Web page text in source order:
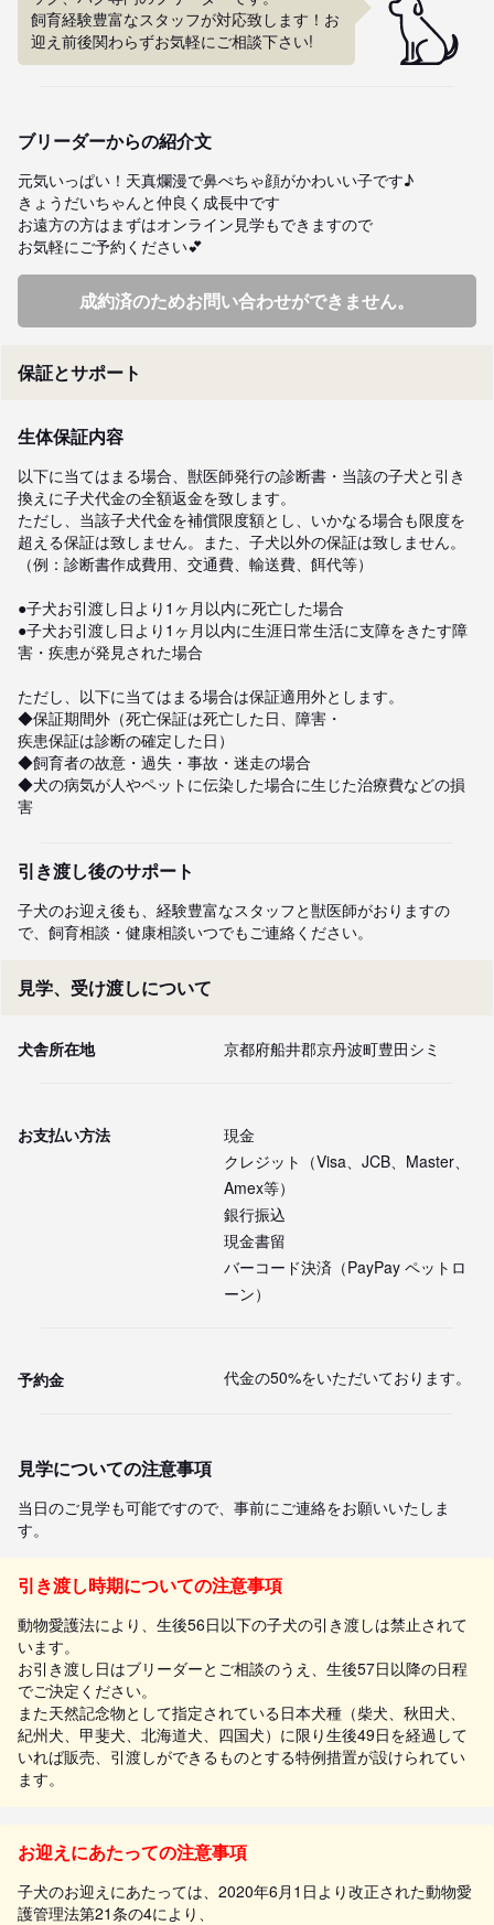
飼育経験豊富なスタッフが対応致します！お
迎え前後関わらずお気軽にご相談下さい!
ブリーダーからの紹介文
元気いっぱい！天真爛漫で鼻ぺちゃ顔がかわいい子です♪
きょうだいちゃんと仲良く成長中です
お遠方の方はまずはオンライン見学もできますので
お気軽にご予約ください💕
成約済のためお問い合わせができません。
保証とサポート
生体保証内容
以下に当てはまる場合、獣医師発行の診断書・当該の子犬と引き
換えに子犬代金の全額返金を致します。
ただし、当該子犬代金を補償限度額とし、いかなる場合も限度を
超える保証は致しません。また、子犬以外の保証は致しません。
（例：診断書作成費用、交通費、輸送費、餌代等）
●子犬お引渡し日より1ヶ月以内に死亡した場合
●子犬お引渡し日より1ヶ月以内に生涯日常生活に支障をきたす障
害・疾患が発見された場合
ただし、以下に当てはまる場合は保証適用外とします。
◆保証期間外（死亡保証は死亡した日、障害・
疾患保証は診断の確定した日）
◆飼育者の故意・過失・事故・迷走の場合
◆犬の病気が人やペットに伝染した場合に生じた治療費などの損
害
引き渡し後のサポート
子犬のお迎え後も、経験豊富なスタッフと獣医師がおりますの
で、飼育相談・健康相談いつでもご連絡ください。
見学、受け渡しについて
犬舎所在地 京都府船井郡京丹波町豊田シミ
お支払い方法
現金
クレジット（Visa、JCB、Master、
Amex等）
銀行振込
現金書留
バーコード決済（PayPay ペットロ
ーン）
予約金 代金の50%をいただいております。
見学についての注意事項
当日のご見学も可能ですので、事前にご連絡をお願いいたしま
す。
引き渡し時期についての注意事項
動物愛護法により、生後56日以下の子犬の引き渡しは禁止されて
います。
お引き渡し日はブリーダーとご相談のうえ、生後57日以降の日程
でご決定ください。
また天然記念物として指定されている日本犬種（柴犬、秋田犬、
紀州犬、甲斐犬、北海道犬、四国犬）に限り生後49日を経過して
いれば販売、引渡しができるものとする特例措置が設けられてい
ます。
お迎えにあたっての注意事項
子犬のお迎えにあたっては、2020年6月1日より改正された動物愛
護管理法第21条の4により、